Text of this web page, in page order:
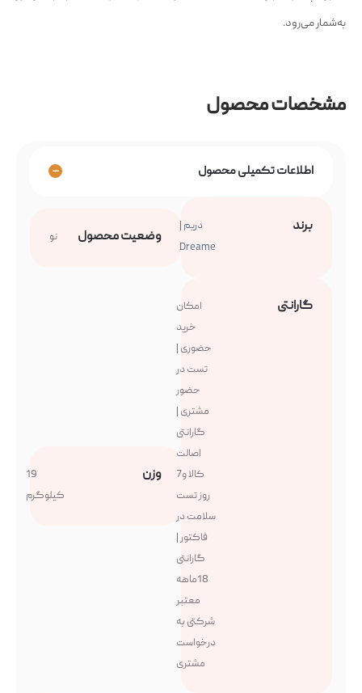
به‌شمار می‌رود.
مشخصات محصول
اطلاعات تکمیلی محصول
برند
دریم |
Dreame
وضعیت محصول نو
گارانتی
امکان
خرید
حضوری |
تست در
حضور
مشتری |
گارانتی
اصالت
کالا و7
روز تست
سلامت در
فاکتور |
گارانتی
18ماهه
معتبر
شرکتی به
درخواست
مشتری
وزن
19
کیلوگرم